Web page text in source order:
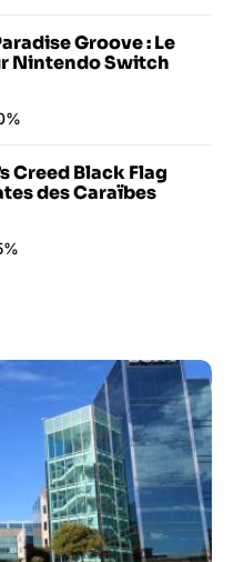
Groove : Le
Nintendo Switch
Creed Black Flag
des Caraïbes